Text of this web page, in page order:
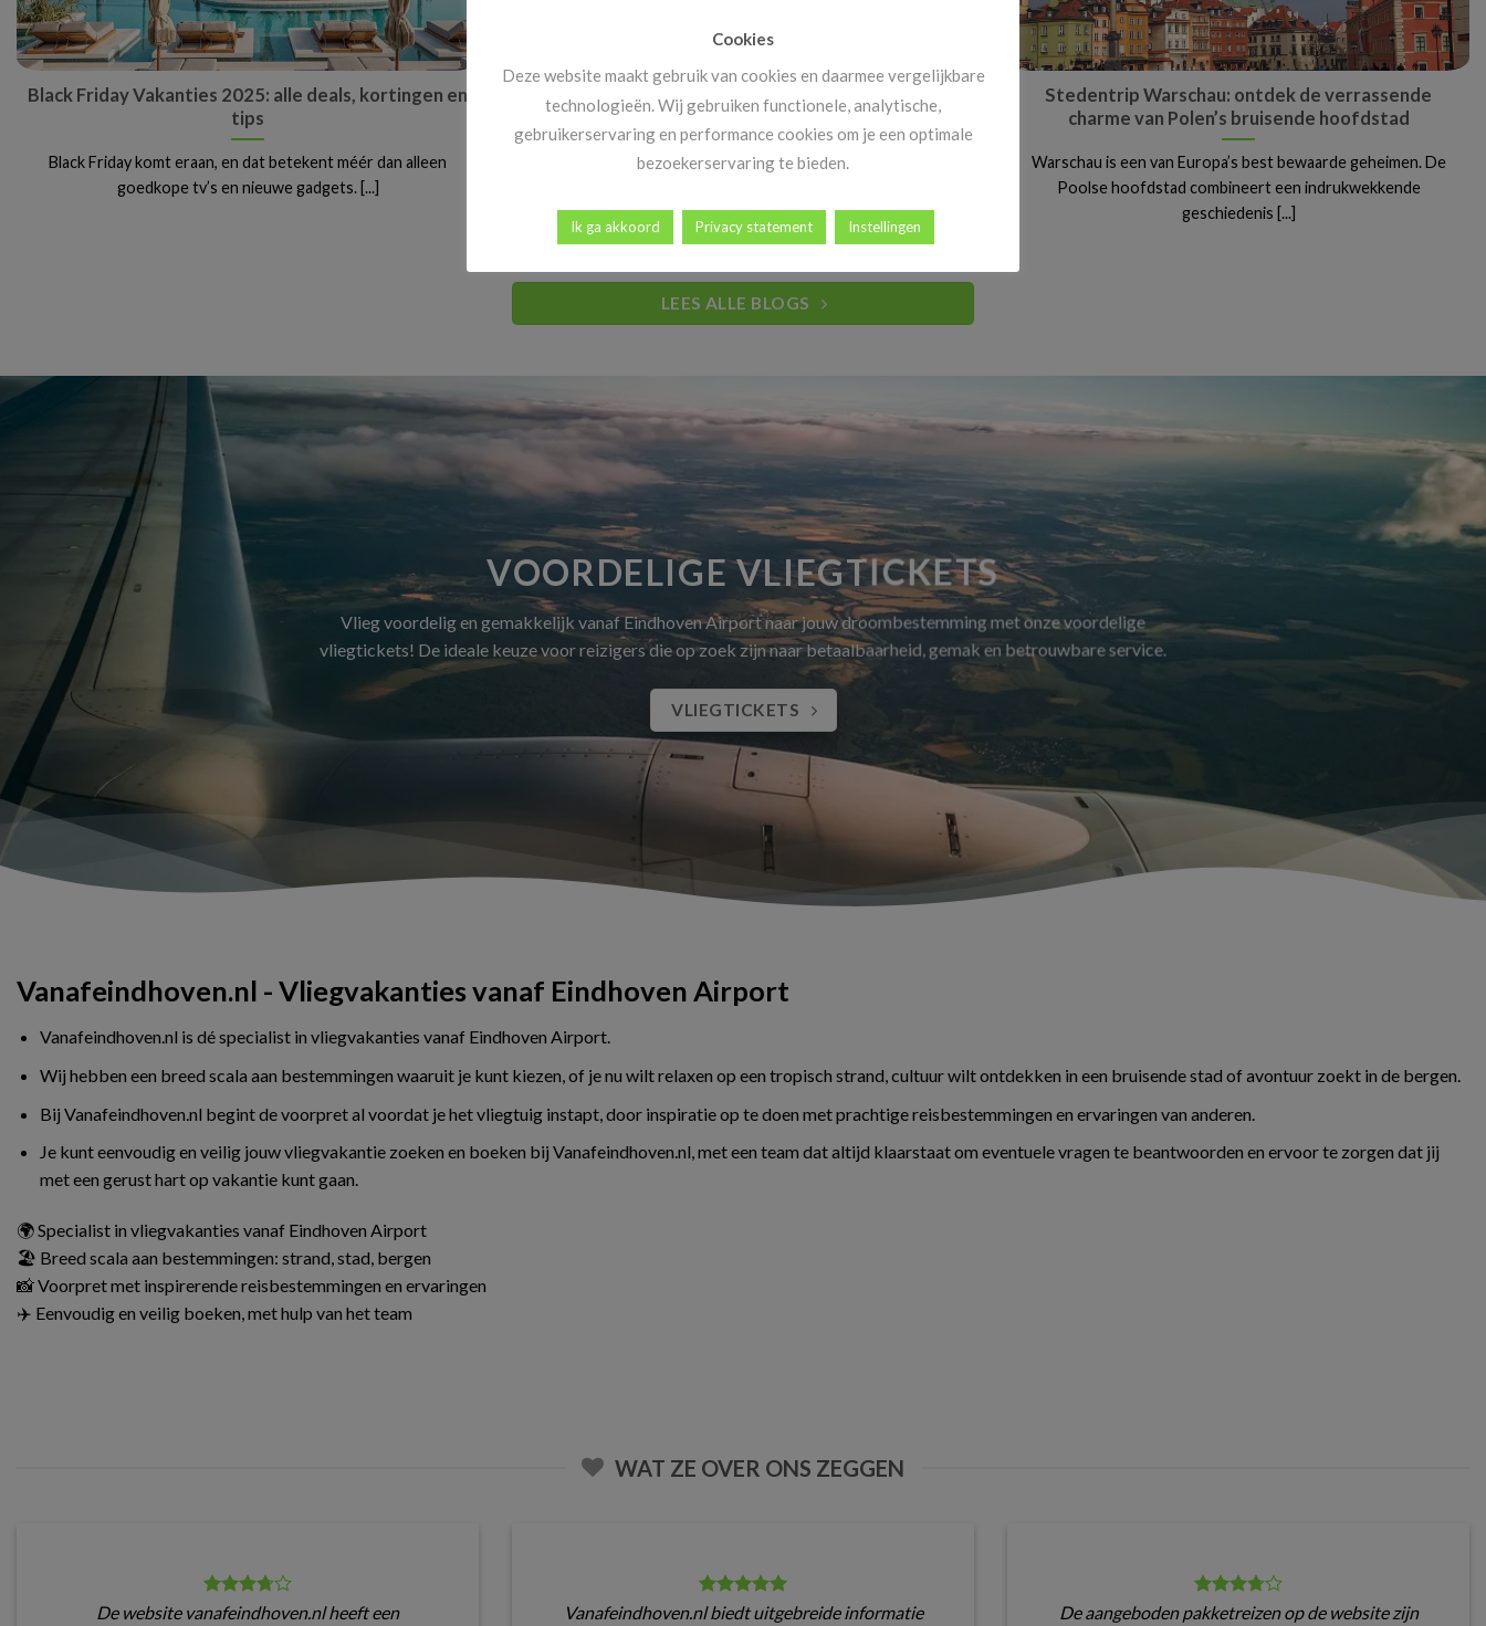
Black Friday Vakanties 2025: alle deals, kortingen en
tips
Black Friday komt eraan, en dat betekent méér dan alleen
goedkope tv’s en nieuwe gadgets. [...]
Vanaf 14 november: megakortingen op ál je
vakanties!
Heb jij al vakantiekriebels? Goed nieuws! Vanaf 14 november
Stedentrip Warschau: ontdek de verrassende
charme van Polen’s bruisende hoofdstad
Warschau is een van Europa’s best bewaarde geheimen. De
Poolse hoofdstad combineert een indrukwekkende
geschiedenis [...]
LEES ALLE BLOGS
VOORDELIGE VLIEGTICKETS
Vlieg voordelig en gemakkelijk vanaf Eindhoven Airport naar jouw droombestemming met onze voordelige
vliegtickets! De ideale keuze voor reizigers die op zoek zijn naar betaalbaarheid, gemak en betrouwbare service.
VLIEGTICKETS
Vanafeindhoven.nl - Vliegvakanties vanaf Eindhoven Airport
Vanafeindhoven.nl is dé specialist in vliegvakanties vanaf Eindhoven Airport.
Wij hebben een breed scala aan bestemmingen waaruit je kunt kiezen, of je nu wilt relaxen op een tropisch strand, cultuur wilt ontdekken in een bruisende stad of avontuur zoekt in de bergen.
Bij Vanafeindhoven.nl begint de voorpret al voordat je het vliegtuig instapt, door inspiratie op te doen met prachtige reisbestemmingen en ervaringen van anderen.
Je kunt eenvoudig en veilig jouw vliegvakantie zoeken en boeken bij Vanafeindhoven.nl, met een team dat altijd klaarstaat om eventuele vragen te beantwoorden en ervoor te zorgen dat jij
met een gerust hart op vakantie kunt gaan.
🌍 Specialist in vliegvakanties vanaf Eindhoven Airport
🏖️ Breed scala aan bestemmingen: strand, stad, bergen
📸 Voorpret met inspirerende reisbestemmingen en ervaringen
✈️ Eenvoudig en veilig boeken, met hulp van het team
WAT ZE OVER ONS ZEGGEN
De website vanafeindhoven.nl heeft een Vanafeindhoven.nl biedt uitgebreide informatie De aangeboden pakketreizen op de website zijn
Cookies
Deze website maakt gebruik van cookies en daarmee vergelijkbare
technologieën. Wij gebruiken functionele, analytische,
gebruikerservaring en performance cookies om je een optimale
bezoekerservaring te bieden.
Ik ga akkoord Privacy statement Instellingen